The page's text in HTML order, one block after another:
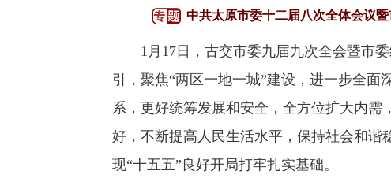
中共太原市委十二届八次全体会议
1月17日，古交市委九届九次全会暨市委
引，聚焦“两区一地一城”建设，进一步全
系，更好统筹发展和安全，全方位扩大内需
好，不断提高人民生活水平，保持社会和谐
现“十五五”良好开局打牢扎实基础。